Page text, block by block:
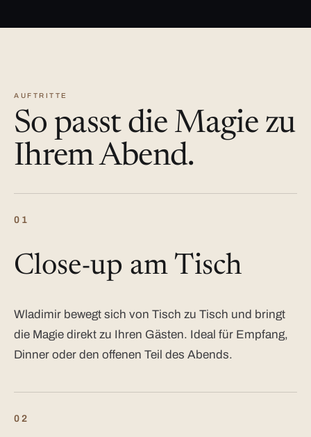
AUFTRITTE
So passt die Magie zu
Ihrem Abend.
01
Close-up am Tisch
Wladimir bewegt sich von Tisch zu Tisch und bringt
die Magie direkt zu Ihren Gästen. Ideal für Empfang,
Dinner oder den offenen Teil des Abends.
02